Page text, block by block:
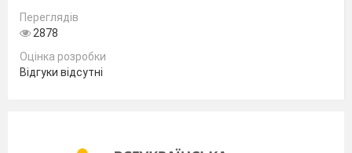
Переглядів
2878
Оцінка розробки
Відгуки відсутні